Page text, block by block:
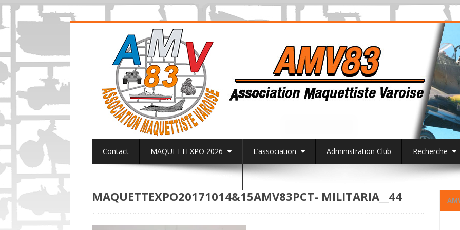
Contact MAQUETTEXPO 2026 L’association Administration Club Recherche
MAQUETTEXPO20171014&15AMV83PCT- MILITARIA__44